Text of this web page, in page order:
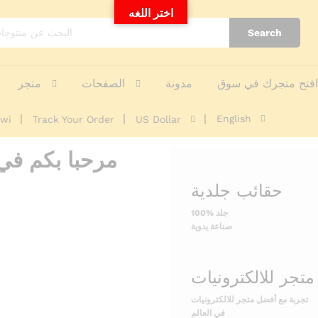
Search
متجر الصفحات مدونة افتح متجرك في سوق
Track Your Order US Dollar English
o
ه
t
o
H
حقائب جلدية
100% جلد
صناعة يدوية
تجربة مع أفضل متجر للالكترونيات
في العالم
اختر اللغه